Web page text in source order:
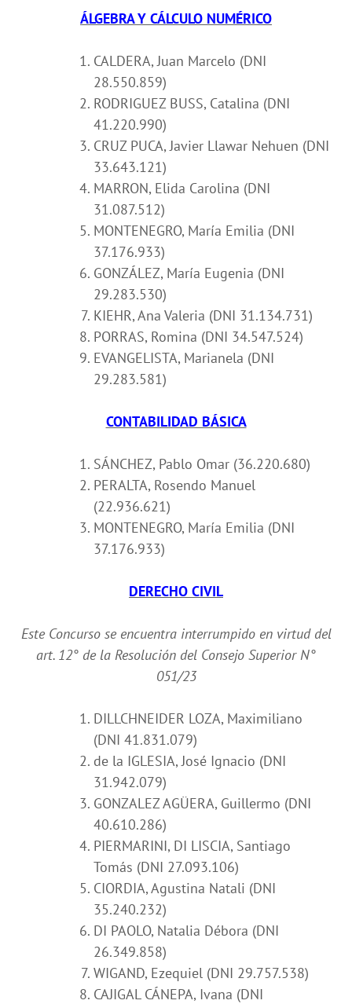
ÁLGEBRA Y CÁLCULO NUMÉRICO
CALDERA, Juan Marcelo (DNI
28.550.859)
RODRIGUEZ BUSS, Catalina (DNI
41.220.990)
CRUZ PUCA, Javier Llawar Nehuen (DNI
33.643.121)
MARRON, Elida Carolina (DNI
31.087.512)
MONTENEGRO, María Emilia (DNI
37.176.933)
GONZÁLEZ, María Eugenia (DNI
29.283.530)
KIEHR, Ana Valeria (DNI 31.134.731)
PORRAS, Romina (DNI 34.547.524)
EVANGELISTA, Marianela (DNI
29.283.581)
CONTABILIDAD BÁSICA
SÁNCHEZ, Pablo Omar (36.220.680)
PERALTA, Rosendo Manuel
(22.936.621)
MONTENEGRO, María Emilia (DNI
37.176.933)
DERECHO CIVIL
Este Concurso se encuentra interrumpido en virtud del
art. 12° de la Resolución del Consejo Superior N°
051/23
DILLCHNEIDER LOZA, Maximiliano
(DNI 41.831.079)
de la IGLESIA, José Ignacio (DNI
31.942.079)
GONZALEZ AGÜERA, Guillermo (DNI
40.610.286)
PIERMARINI, DI LISCIA, Santiago
Tomás (DNI 27.093.106)
CIORDIA, Agustina Natali (DNI
35.240.232)
DI PAOLO, Natalia Débora (DNI
26.349.858)
WIGAND, Ezequiel (DNI 29.757.538)
CAJIGAL CÁNEPA, Ivana (DNI